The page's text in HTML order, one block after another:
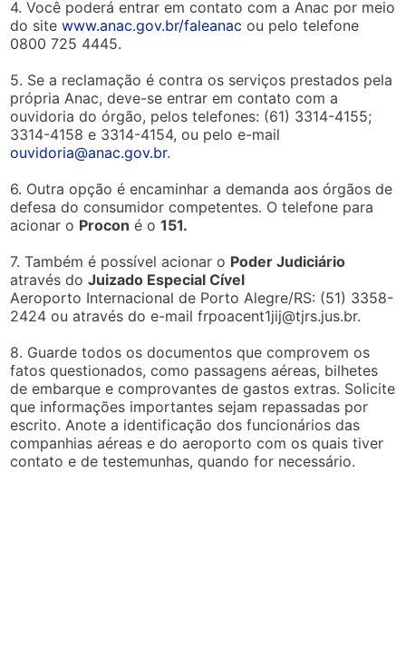
4. Você poderá entrar em contato com a Anac por meio
do sitewww.anac.gov.br/faleanac ou pelo telefone
0800 725 4445.
5. Se a reclamação é contra os serviços prestados pela
própria Anac, deve-se entrar em contato com a
ouvidoria do órgão, pelos telefones: (61) 3314-4155;
3314-4158 e 3314-4154, ou pelo e-mail
ouvidoria@anac.gov.br.
6. Outra opção é encaminhar a demanda aos órgãos de
defesa do consumidor competentes. O telefone para
acionar o Procon é o151.
7. Também é possível acionar o Poder Judiciário
através doJuizado Especial Cível
Aeroporto Internacional de Porto Alegre/RS: (51) 3358-
2424 ou através do e-mailfrpoacent1jij@tjrs.jus.br.
8. Guarde todos os documentos que comprovem os
fatos questionados, como passagens aéreas, bilhetes
de embarque e comprovantes de gastos extras. Solicite
que informações importantes sejam repassadas por
escrito. Anote a identificação dos funcionários das
companhias aéreas e do aeroporto com os quais tiver
contato e de testemunhas, quando for necessário.